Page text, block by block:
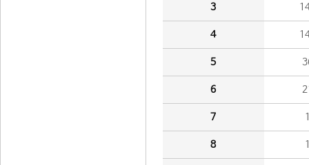
3
4
5
6
7
8